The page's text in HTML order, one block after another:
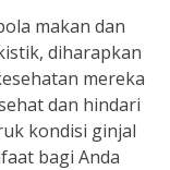
makan dan
diharapkan
mereka
dan hindari
kondisi ginjal
bagi Anda